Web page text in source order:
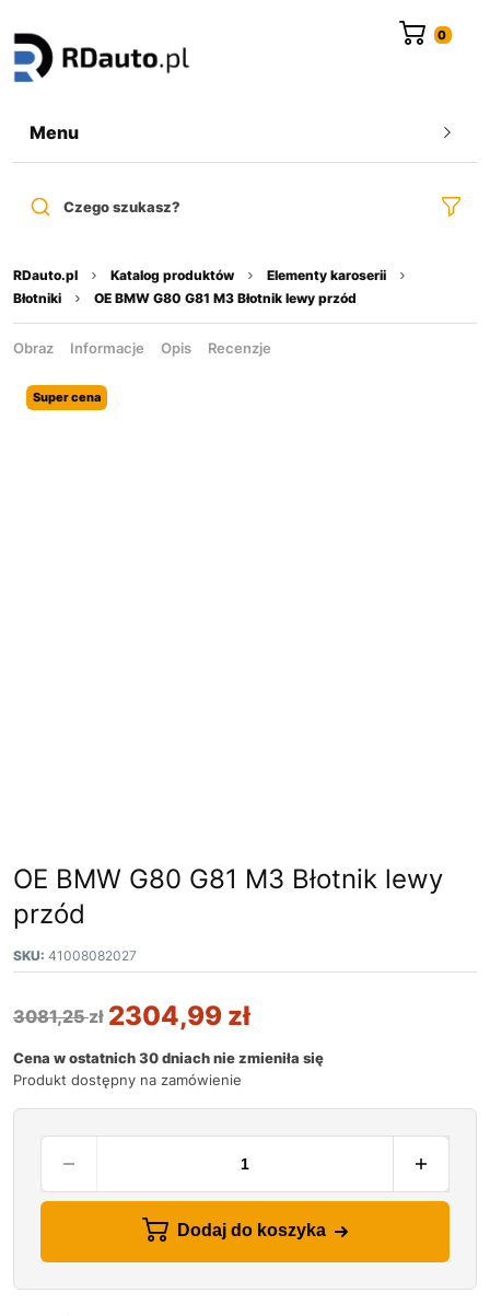
Menu
Czego szukasz?
RDauto.pl Katalog produktów
Elementy karoserii
Błotniki
OE BMW G80 G81 M3 Błotnik lewy przód
Obraz Informacje Opis Recenzje
Super cena
OE BMW G80 G81 M3 Błotnik lewy
przód
SKU: 41008082027
3081,25zł 2304,99 zł
Cena w ostatnich 30 dniach nie zmieniła się
Produkt dostępny na zamówienie
Dodaj do koszyka